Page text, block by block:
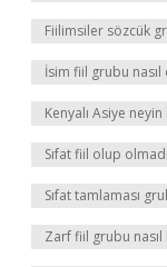
Fiilimsiler sözcük
İsim fiil grubu
Kenyalı Asiye
Sıfat fiil olup
Sıfat tamlaması
Zarf fiil grubu